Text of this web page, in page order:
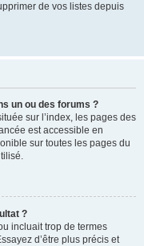
de vos listes depuis
un ou des forums ?
sur l’index, les pages des
est accessible en
sur toutes les pages du
?
incluait trop de termes
d’être plus précis et